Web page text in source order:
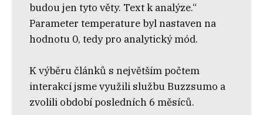
budou jen tyto věty. Text k analýze.“
Parameter temperature byl nastaven na
hodnotu 0, tedy pro analytický mód.
K výběru článků s největším počtem
interakcí jsme využili službu Buzzsumo a
zvolili období posledních 6 měsíců.